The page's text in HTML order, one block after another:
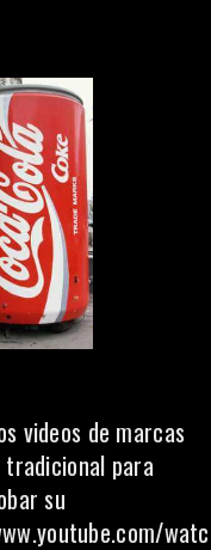
videos de marcas
tradicional para
su